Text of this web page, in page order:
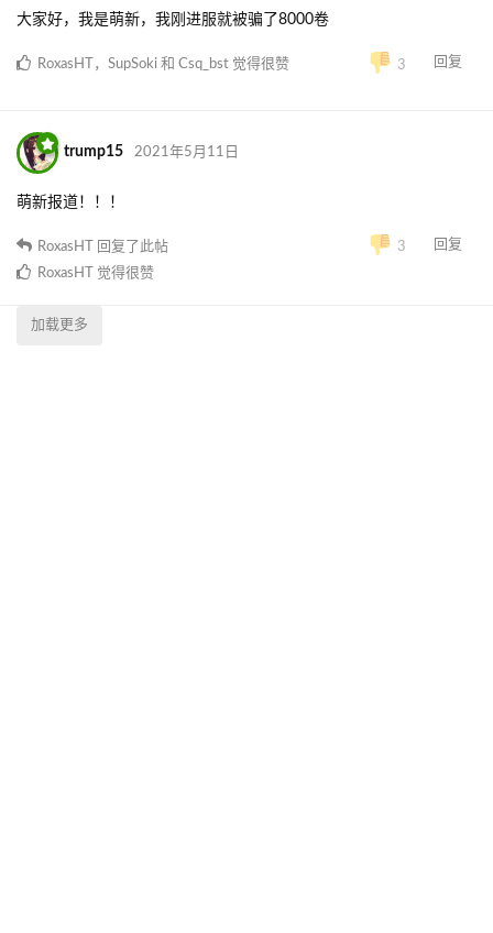
大家好，我是萌新，我刚进服就被骗了8000卷
3 回复
RoxasHT ， SupSoki 和 Csq_bst 觉得很赞
trump15 2021年5月11日
萌新报道！！！
3 回复
RoxasHT
回复了此帖
RoxasHT
觉得很赞
加载更多